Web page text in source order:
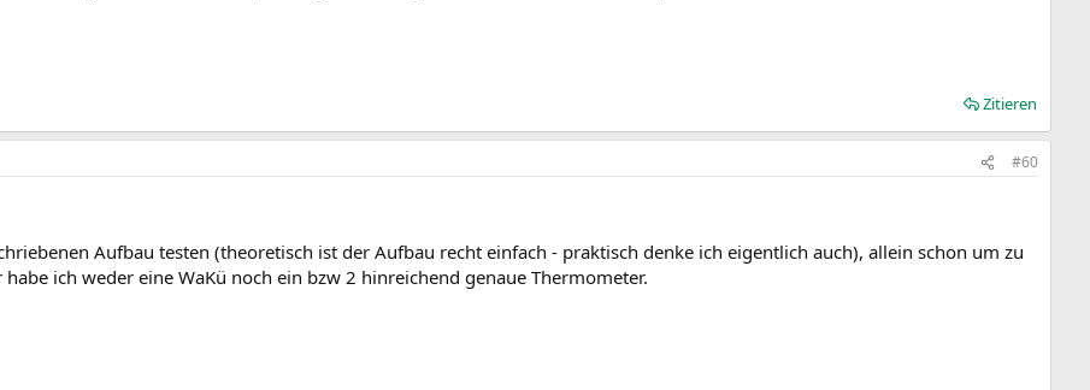
Zitieren
#60
Aufbau testen (theoretisch ist der Aufbau recht einfach - praktisch denke ich eigentlich auch), allein schon um zu
ich weder eine WaKü noch ein bzw 2 hinreichend genaue Thermometer.